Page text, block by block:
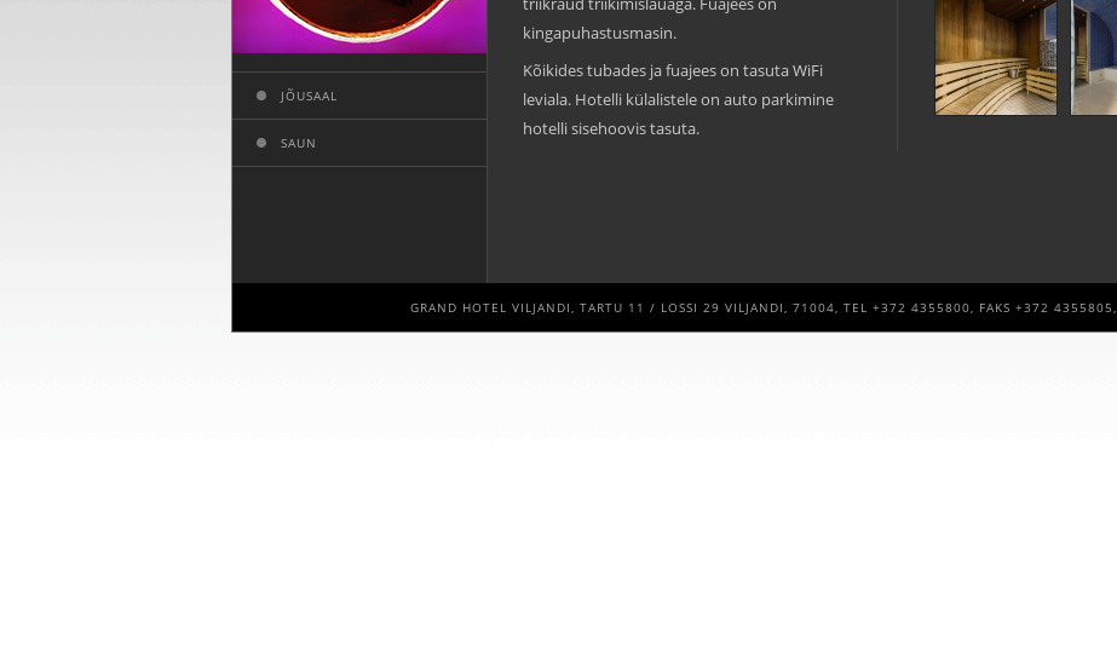
JÕUSAAL
SAUN
kingapuhastusmasin.
Kõikides tubades ja fuajees on tasuta WiFi
leviala. Hotelli külalistele on auto parkimine
hotelli sisehoovis tasuta.
GRAND HOTEL VILJANDI, TARTU 11 / LOSSI 29 VILJANDI, 71004, TEL +372 4355800, FAKS +372 4355805,